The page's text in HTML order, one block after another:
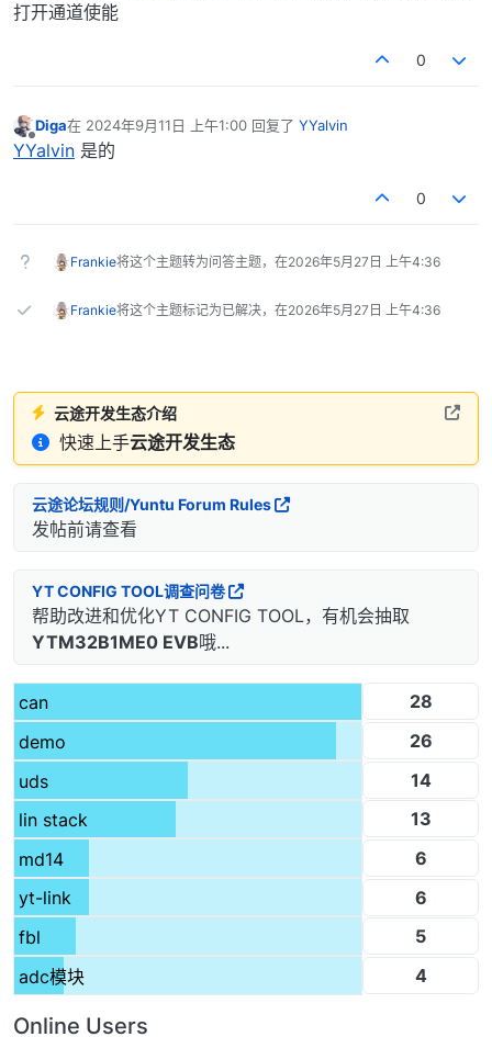
打开通道使能
0
离线
Diga在 2024年9月11日 上午1:00 回复了 YYalvin
最后由 编辑
YYalvin 是的
0
Frankie将这个主题转为问答主题，在2026年5月27日 上午4:36
Frankie将这个主题标记为已解决，在2026年5月27日 上午4:36
云途开发生态介绍
快速上手云途开发生态
云途论坛规则/Yuntu Forum Rules
发帖前请查看
YT CONFIG TOOL调查问卷
帮助改进和优化YT CONFIG TOOL，有机会抽取
YTM32B1ME0 EVB哦...
can
28
demo
26
uds
14
lin stack
13
md14
6
yt-link
6
fbl
5
adc模块
4
Online Users